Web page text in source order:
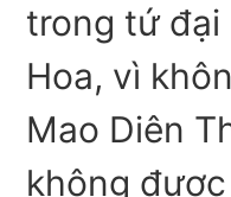
trong tứ đại
Hoa, vì
Mao Diên
không